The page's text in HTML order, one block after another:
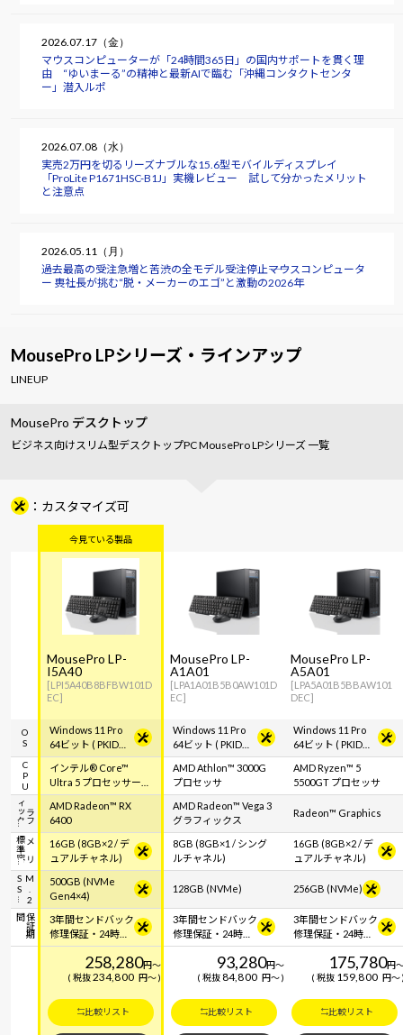
2026.07.17（金）
マウスコンピューターが「24時間365日」の国内サポートを貫く理
由 “ゆいまーる”の精神と最新AIで臨む「沖縄コンタクトセンタ
ー」潜入ルポ
2026.07.08（水）
実売2万円を切るリーズナブルな15.6型モバイルディスプレイ
「ProLite P1671HSC-B1J」実機レビュー 試して分かったメリット
と注意点
2026.05.11（月）
過去最高の受注急増と苦渋の全モデル受注停止――マウスコンピュータ
ー 軣社長が挑む“脱・メーカーのエゴ”と激動の2026年
MousePro LPシリーズ・ラインアップ
LINEUP
MousePro デスクトップ
ビジネス向けスリム型デスクトップPC MousePro LPシリーズ 一覧
カスタマイズ可
OS
CPU
グ
ラ
フ
ィ
ッ
ク
メ
モ
リ
標
準
容
M
.
2
S
S
保
証
期
間
MousePro LP-
I5A40
[LPI5A40B8BFBW101D
EC]
Windows 11 Pro
64ビット ( PKIDラ
ベル貼付対応 )
インテル® Core™
Ultra 5 プロセッサー
225
AMD Radeon™ RX
6400
16GB (8GB×2 / デ
ュアルチャネル)
500GB (NVMe
Gen4×4)
3年間センドバック
修理保証・24時間
×365日電話サポー
258,280円～
税抜 234,800 円～
比較リスト
MousePro LP-
A1A01
[LPA1A01B5B0AW101D
EC]
Windows 11 Pro
64ビット ( PKIDラ
ベル貼付対応 )
AMD Athlon™ 3000G
プロセッサ
AMD Radeon™ Vega 3
グラフィックス
8GB (8GB×1 / シング
ルチャネル)
128GB (NVMe)
3年間センドバック
修理保証・24時間
×365日電話サポー
93,280円～
税抜84,800 円～
比較リスト
MousePro LP-
A5A01
[LPA5A01B5BBAW101
DEC]
Windows 11 Pro
64ビット ( PKIDラ
ベル貼付対応 )
AMD Ryzen™ 5
5500GT プロセッサ
Radeon™ Graphics
16GB (8GB×2 / デ
ュアルチャネル)
256GB (NVMe)
3年間センドバック
修理保証・24時間
×365日電話サポー
175,780円
税抜 159,800 円～
比較リスト